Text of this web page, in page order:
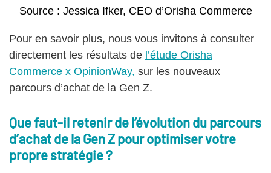
Source : Jessica Ifker, CEO d’Orisha Commerce
Pour en savoir plus, nous vous invitons à consulter
directement les résultats de l’étude Orisha
Commerce x OpinionWay, sur les nouveaux
parcours d’achat de la Gen Z.
Que faut-il retenir de l’évolution du parcours
d’achat de la Gen Z pour optimiser votre
propre stratégie ?